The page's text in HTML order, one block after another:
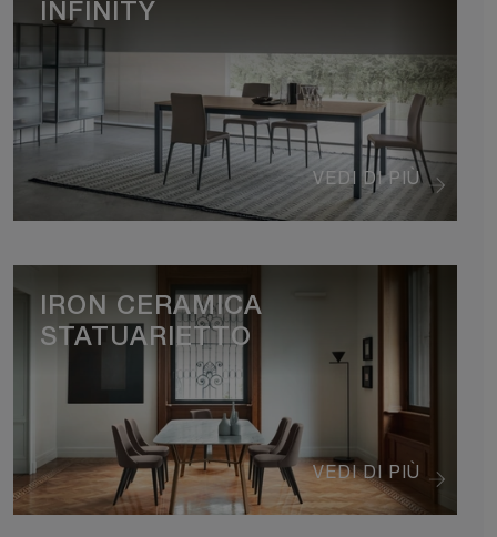
VEDI DI PIÙ
INFINITY
VEDI DI PIÙ
IRON CERAMICA
STATUARIETTO